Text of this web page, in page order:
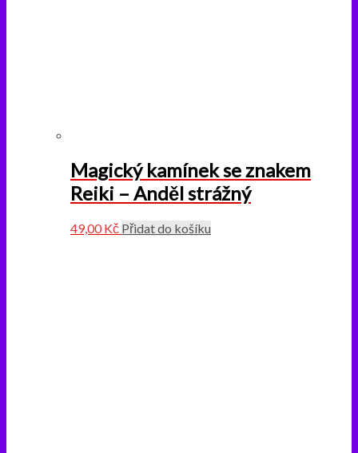
Magický kamínek se znakem
Reiki – Anděl strážný
49,00Kč Přidat do košíku